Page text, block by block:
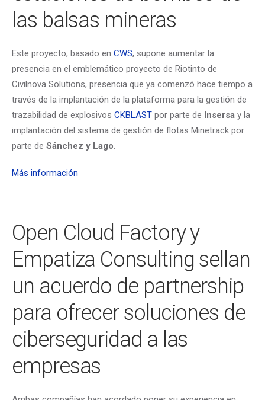
las balsas mineras
Este proyecto, basado en CWS, supone aumentar la
presencia en el emblemático proyecto de Riotinto de
Civilnova Solutions, presencia que ya comenzó hace tiempo a
través de la implantación de la plataforma para la gestión de
trazabilidad de explosivos CKBLAST por parte de Insersa y la
implantación del sistema de gestión de flotas Minetrack por
parte de Sánchez y Lago.
Más información
Open Cloud Factory y
Empatiza Consulting sellan
un acuerdo de partnership
para ofrecer soluciones de
ciberseguridad a las
empresas